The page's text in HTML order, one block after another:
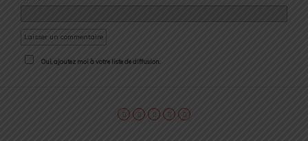
Oui, ajoutez moi à votre liste de diffusion.